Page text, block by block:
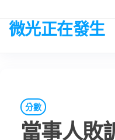
微光正在發生
分數
當事人敗